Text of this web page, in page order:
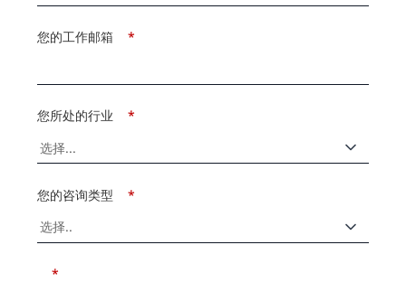
*
您的工作邮箱
*
您所处的行业
*
您的咨询类型
*